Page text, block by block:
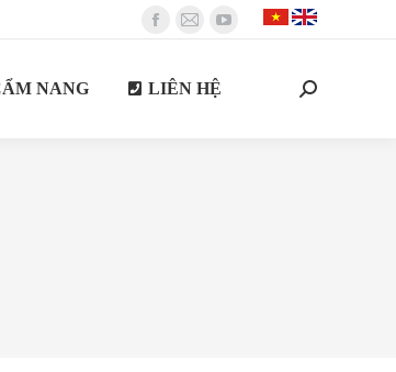
Facebook
opens
Mail
opens
NANG LIÊN HỆ Search: